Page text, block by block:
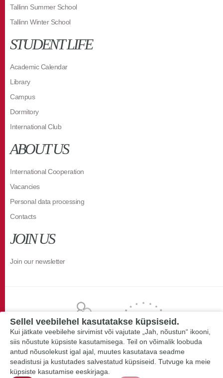
Tallinn Summer School
Tallinn Winter School
STUDENT LIFE
Academic Calendar
Library
Campus
Dormitory
International Club
ABOUT US
International Cooperation
Vacancies
Personal data processing
Contacts
JOIN US
Join our newsletter
Sellel veebilehel kasutatakse küpsiseid.
Kui jätkate veebilehe sirvimist või vajutate „Jah, nõustun“ ikooni,
siis nõustute küpsiste kasutamisega. Teil on võimalik loobuda
antud nõusolekust igal ajal, muutes kasutatava seadme
seadistusi ja kustutades salvestatud küpsiseid. Tutvuge ka meie
küpsiste kasutamise eeskirjaga.